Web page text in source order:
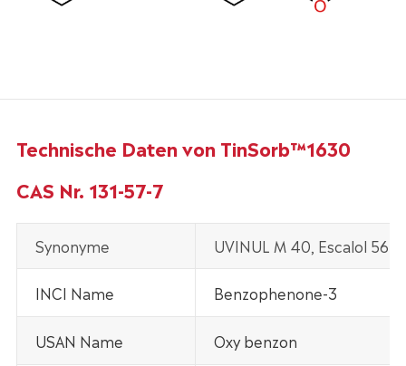
Technische Daten von TinSorb™1630
CAS Nr. 131-57-7
Synonyme UVINUL M 40, Escalol
INCI Name Benzophenone-3
USAN Name Oxy benzon